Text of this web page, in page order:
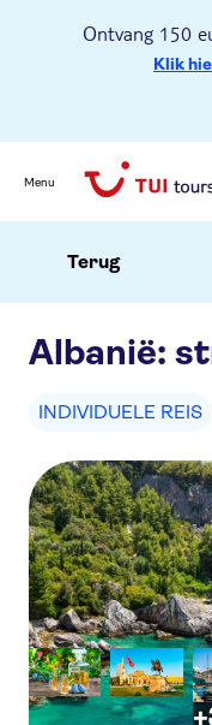
Ontvang 150
Klik
Menu
Terug
Albanië:
INDIVIDUELE REIS